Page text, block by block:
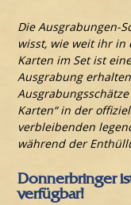
Die Ausgrabungen-
wisst, wie weit ihr in
Karten im Set ist
Ausgrabung
Karten“ in der
verbleibenden
während der
Donnerbringer
verfügbar!